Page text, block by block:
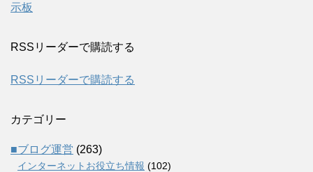
示板
RSSリーダーで購読する
RSSリーダーで購読する
カテゴリー
■ブログ運営 (263)
インターネットお役立ち情報 (102)